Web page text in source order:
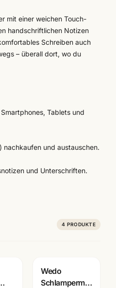
mit einer weichen Touch-
handschriftlichen Notizen
Schreiben auch
– überall dort, wo du
Tablets und
und austauschen.
und Unterschriften.
4 PRODUKTE
Wedo
Schlampermäppchen